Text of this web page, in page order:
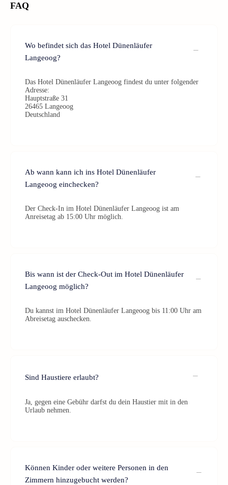
FAQ
Wo befindet sich das Hotel Dünenläufer
Langeoog?
Das Hotel Dünenläufer Langeoog findest du unter folgender
Adresse:
Hauptstraße 31
26465 Langeoog
Deutschland
Ab wann kann ich ins Hotel Dünenläufer
Langeoog einchecken?
Der Check-In im Hotel Dünenläufer Langeoog ist am
Anreisetag ab 15:00 Uhr möglich.
Bis wann ist der Check-Out im Hotel Dünenläufer
Langeoog möglich?
Du kannst im Hotel Dünenläufer Langeoog bis 11:00 Uhr am
Abreisetag auschecken.
Sind Haustiere erlaubt?
Ja, gegen eine Gebühr darfst du dein Haustier mit in den
Urlaub nehmen.
Können Kinder oder weitere Personen in den
Zimmern hinzugebucht werden?